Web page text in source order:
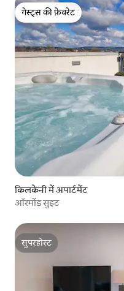
गेस्ट्स की फ़ेवरेट
गेस्ट्स की फ़ेवरेट
किलकेनी में अपार्टमेंट
ऑरमोंड सुइट
सुपरहोस्ट
सुपरहोस्ट